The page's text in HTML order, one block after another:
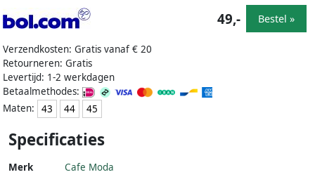
Verzendkosten: Gratis vanaf € 20
Retourneren: Gratis
Levertijd: 1-2 werkdagen
Betaalmethodes:
Maten:
43 44 45
49,- Bestel »
Specificaties
Merk Cafe Moda